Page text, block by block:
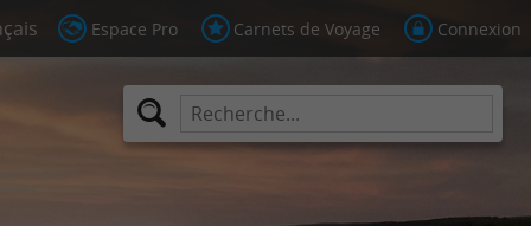
Espace Pro Carnets de Voyage Connexion